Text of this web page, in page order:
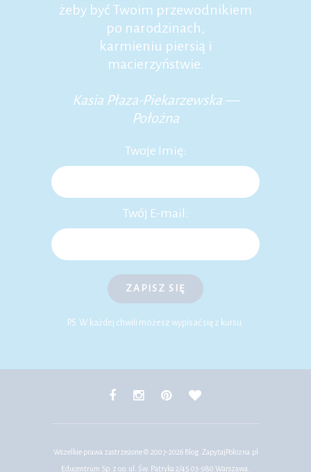
żeby być Twoim przewodnikiem
po narodzinach,
karmieniu piersią i
macierzyństwie.
Kasia Płaza-Piekarzewska —
Położna
Twoje Imię:
Twój E-mail:
ZAPISZ SIĘ
P.S. W każdej chwili możesz wypisać się z kursu.
Wszelkie prawa zastrzeżone © 2007-2026 Blog.ZapytajPolozna.pl
Educentrum Sp. z o.o. ul. Św. Patryka 2/45 03-980 Warszawa.